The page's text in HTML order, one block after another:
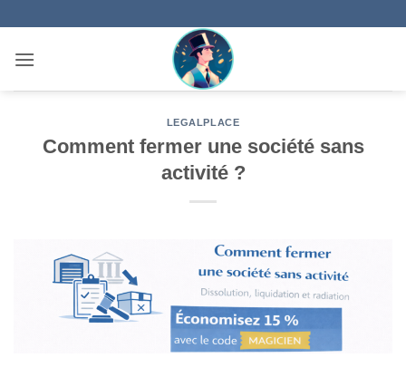
contenu
LEGALPLACE
Comment fermer une société sans
activité ?